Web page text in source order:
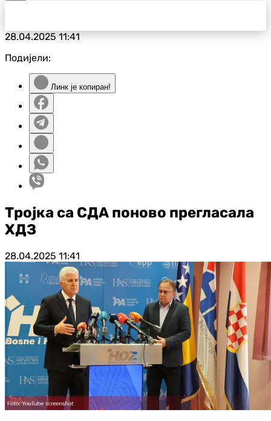
28.04.202511:41
Подијели:
Линк је копиран!
Тројка са СДА поново прегласала
ХДЗ
28.04.2025 11:41